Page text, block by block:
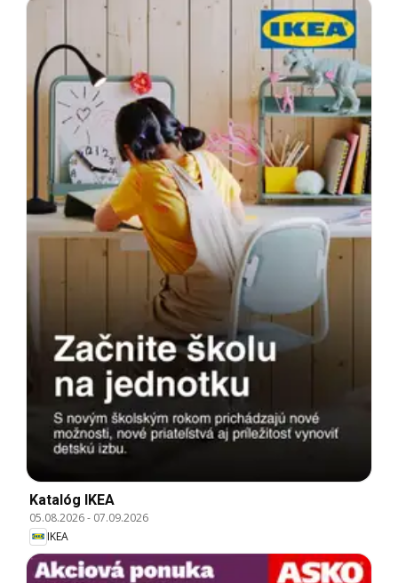
Katalóg IKEA
05.08.2026- 07.09.2026
IKEA